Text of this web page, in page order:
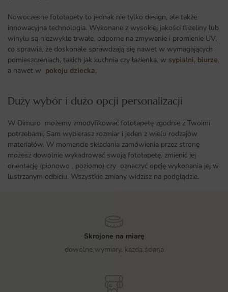
Nowoczesne fototapety to jednak nie tylko design, ale także
innowacyjna technologia. Wykonane z wysokiej jakości flizeliny lub
winylu są niezwykle trwałe, odporne na zmywanie i promienie UV,
co sprawia, że doskonale sprawdzają się nawet w wymagających
pomieszczeniach, takich jak kuchnia czy łazienka, w sypialni, biurze,
a nawet w pokoju dziecka,
Duży wybór i dużo opcji personalizacji ​
W Dimuro możemy zmodyfikować fototapetę zgodnie z Twoimi
potrzebami. Sam wybierasz rozmiar i jeden z wielu rodzajów
materiałów. W momencie składania zamówienia przez stronę
możesz dowolnie wykadrować swoją fototapetę, zmienić jej
orientację (pionowo , poziomo) czy oznaczyć opcję wykonania jej w
lustrzanym odbiciu. Wszystkie zmiany widzisz na podglądzie.
Skrojone na miarę
dowolne wymiary, każda ściana